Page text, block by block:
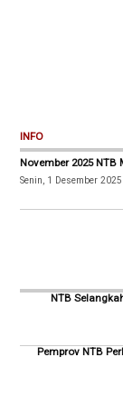
INFO
November 2025
Senin, 1 Desember 2025
NTB
Pemprov NTB